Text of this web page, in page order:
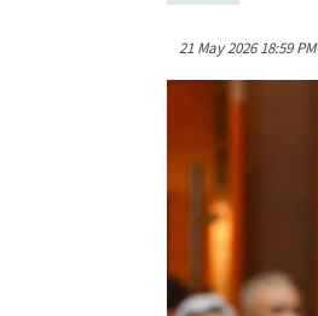
21 May 2026 18:59 PM